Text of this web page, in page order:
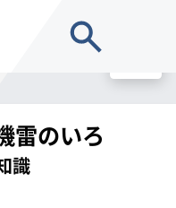
雷のいろ
識